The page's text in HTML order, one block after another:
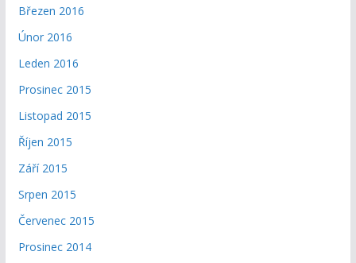
Březen 2016
Únor 2016
Leden 2016
Prosinec 2015
Listopad 2015
Říjen 2015
Září 2015
Srpen 2015
Červenec 2015
Prosinec 2014